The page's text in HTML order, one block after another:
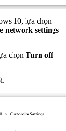
10, lựa chọn
network settings
chọn Turn off